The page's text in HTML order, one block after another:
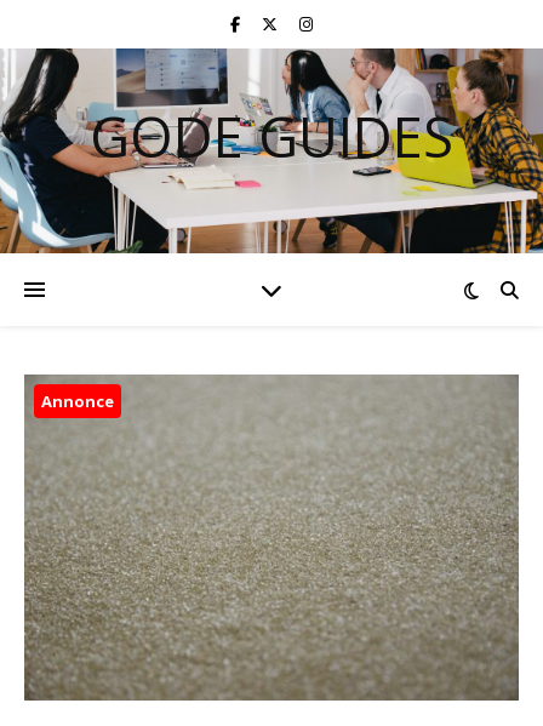
GODE GUIDES
Annonce